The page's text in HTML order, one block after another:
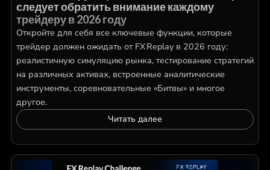
следует обратить внимание каждому
трейдеру в 2026 году
Откройте для себя все ключевые функции, которые
трейдер должен ожидать от FX Replay в 2026 году:
реалистичную симуляцию рынка, тестирование стратегий
на различных активах, встроенные аналитические
инструменты, соревновательные «Битвы» и многое
другое.
Читать далее